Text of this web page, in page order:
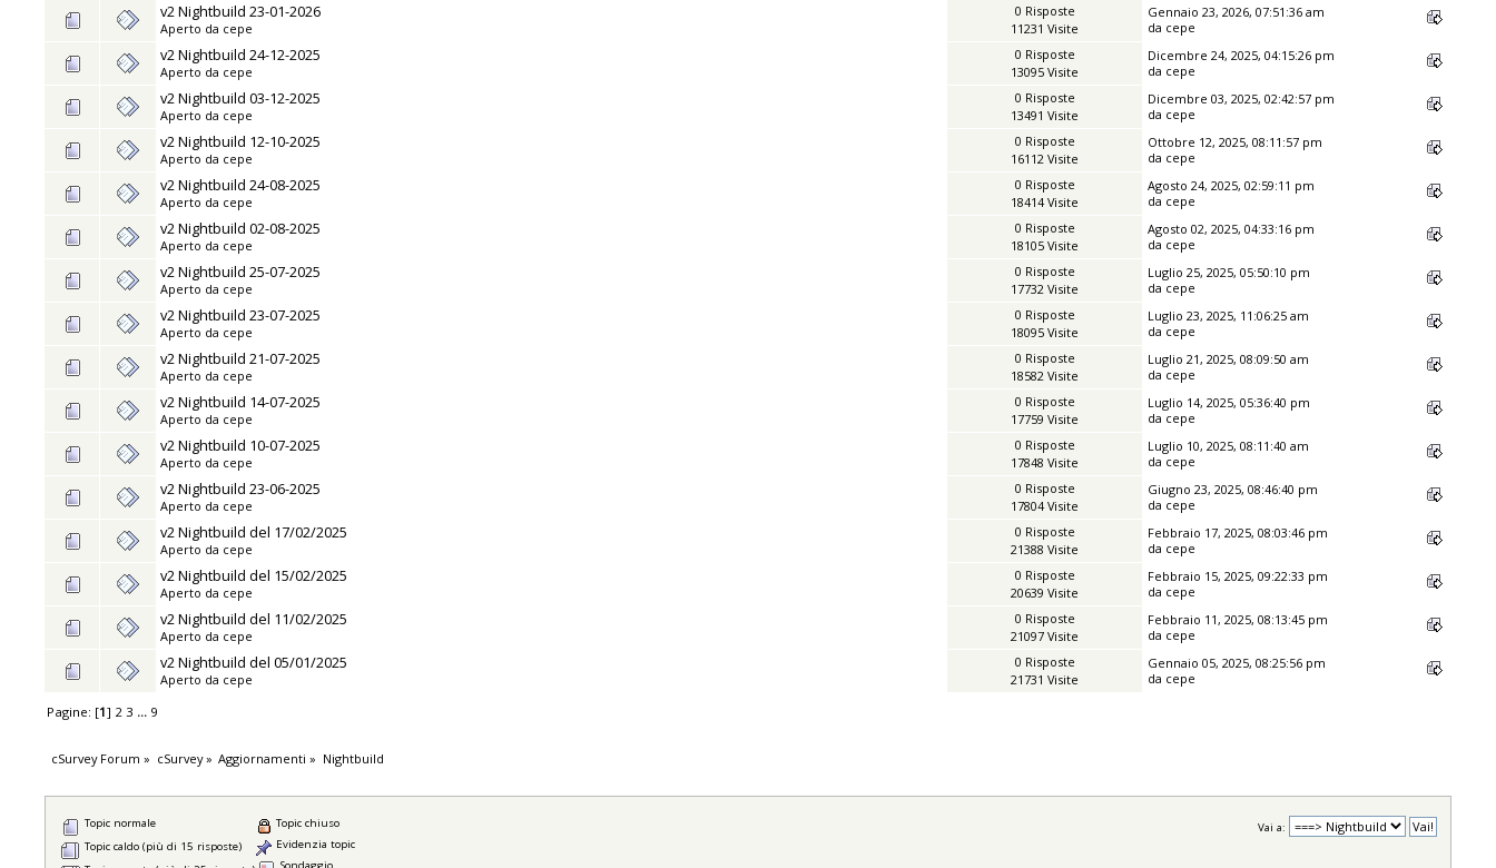
v2 Nightbuild 23-01-2026
Aperto da cepe
0 Risposte
11231 Visite
Gennaio 23, 2026, 07:51:36 am
da cepe
v2 Nightbuild 24-12-2025
Aperto da cepe
0 Risposte
13095 Visite
Dicembre 24, 2025, 04:15:26 pm
da cepe
v2 Nightbuild 03-12-2025
Aperto da cepe
0 Risposte
13491 Visite
Dicembre 03, 2025, 02:42:57 pm
da cepe
v2 Nightbuild 12-10-2025
Aperto da cepe
0 Risposte
16112 Visite
Ottobre 12, 2025, 08:11:57 pm
da cepe
v2 Nightbuild 24-08-2025
Aperto da cepe
0 Risposte
18414 Visite
Agosto 24, 2025, 02:59:11 pm
da cepe
v2 Nightbuild 02-08-2025
Aperto da cepe
0 Risposte
18105 Visite
Agosto 02, 2025, 04:33:16 pm
da cepe
v2 Nightbuild 25-07-2025
Aperto da cepe
0 Risposte
17732 Visite
Luglio 25, 2025, 05:50:10 pm
da cepe
v2 Nightbuild 23-07-2025
Aperto da cepe
0 Risposte
18095 Visite
Luglio 23, 2025, 11:06:25 am
da cepe
v2 Nightbuild 21-07-2025
Aperto da cepe
0 Risposte
18582 Visite
Luglio 21, 2025, 08:09:50 am
da cepe
v2 Nightbuild 14-07-2025
Aperto da cepe
0 Risposte
17759 Visite
Luglio 14, 2025, 05:36:40 pm
da cepe
v2 Nightbuild 10-07-2025
Aperto da cepe
0 Risposte
17848 Visite
Luglio 10, 2025, 08:11:40 am
da cepe
v2 Nightbuild 23-06-2025
Aperto da cepe
0 Risposte
17804 Visite
Giugno 23, 2025, 08:46:40 pm
da cepe
v2 Nightbuild del 17/02/2025
Aperto da cepe
0 Risposte
21388 Visite
Febbraio 17, 2025, 08:03:46 pm
da cepe
v2 Nightbuild del 15/02/2025
Aperto da cepe
0 Risposte
20639 Visite
Febbraio 15, 2025, 09:22:33 pm
da cepe
v2 Nightbuild del 11/02/2025
Aperto da cepe
0 Risposte
21097 Visite
Febbraio 11, 2025, 08:13:45 pm
da cepe
v2 Nightbuild del 05/01/2025
Aperto da cepe
0 Risposte
21731 Visite
Gennaio 05, 2025, 08:25:56 pm
da cepe
Pagine: [1] 2 3 ... 9
cSurvey Forum » cSurvey» Aggiornamenti » Nightbuild
Vai a:
Topic normale
Topic caldo (più di 15 risposte)
Topic chiuso
Evidenzia topic
Sondaggio